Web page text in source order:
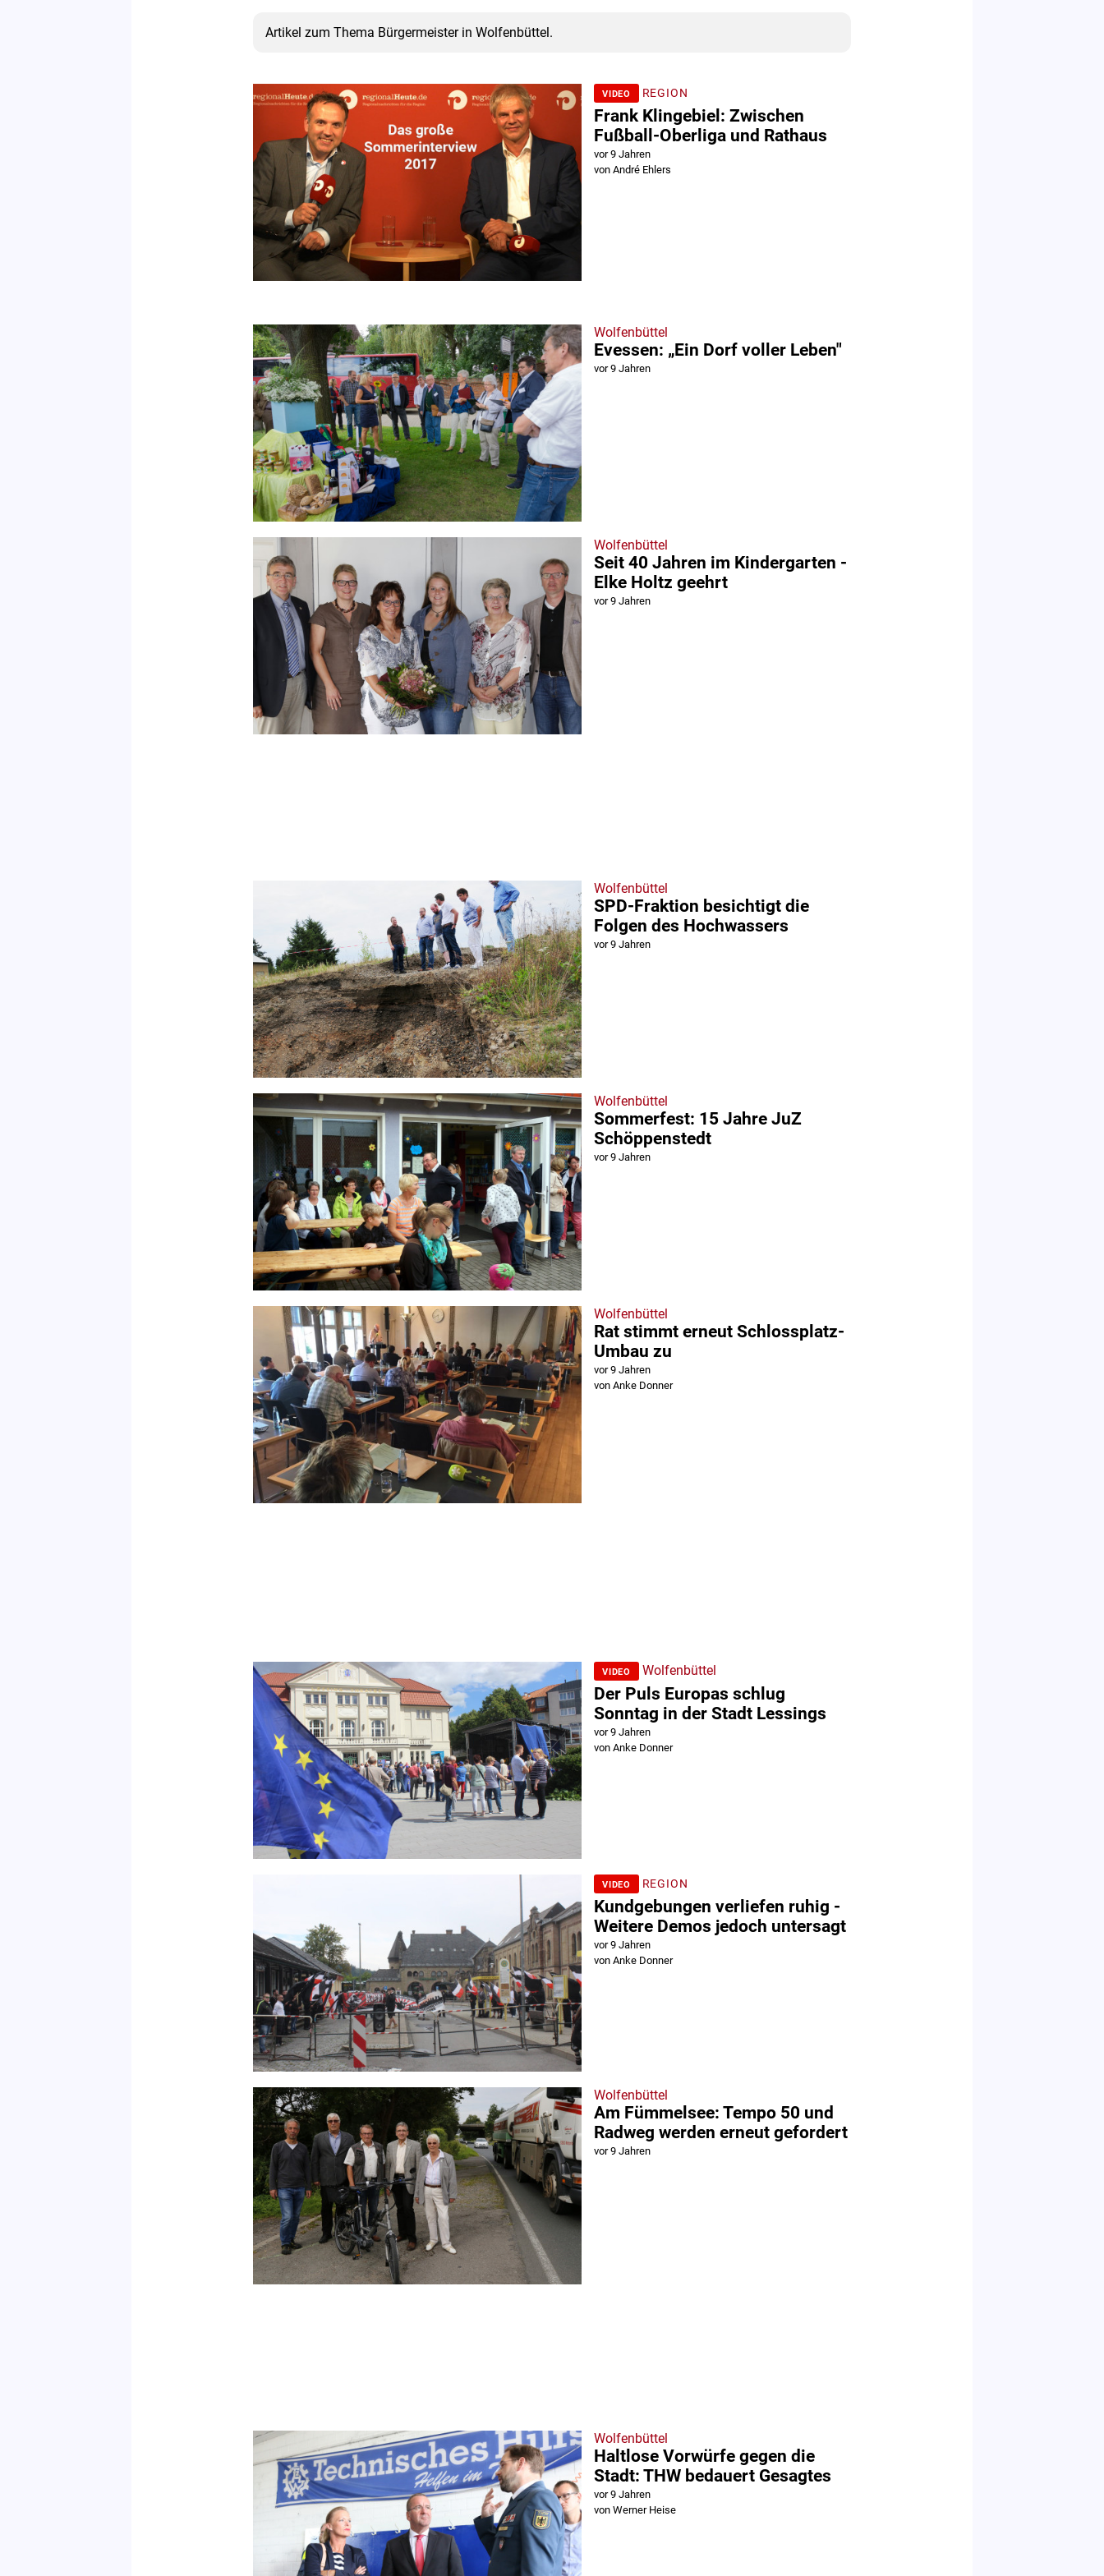
Artikel zum Thema Bürgermeister in Wolfenbüttel.
VIDEO REGION
Frank Klingebiel: Zwischen
Fußball-Oberliga und Rathaus
vor 9 Jahren
von André Ehlers
Wolfenbüttel
Evessen: „Ein Dorf voller Leben"
vor 9 Jahren
Wolfenbüttel
Seit 40 Jahren im Kindergarten -
Elke Holtz geehrt
vor 9 Jahren
Wolfenbüttel
SPD-Fraktion besichtigt die
Folgen des Hochwassers
vor 9 Jahren
Wolfenbüttel
Sommerfest: 15 Jahre JuZ
Schöppenstedt
vor 9 Jahren
Wolfenbüttel
Rat stimmt erneut Schlossplatz-
Umbau zu
vor 9 Jahren
von Anke Donner
VIDEO Wolfenbüttel
Der Puls Europas schlug
Sonntag in der Stadt Lessings
vor 9 Jahren
von Anke Donner
VIDEO REGION
Kundgebungen verliefen ruhig -
Weitere Demos jedoch untersagt
vor 9 Jahren
von Anke Donner
Wolfenbüttel
Am Fümmelsee: Tempo 50 und
Radweg werden erneut gefordert
vor 9 Jahren
Wolfenbüttel
Haltlose Vorwürfe gegen die
Stadt: THW bedauert Gesagtes
vor 9 Jahren
von Werner Heise